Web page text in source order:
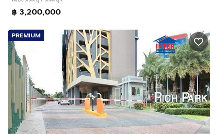
฿ 3,200,000
PREMIUM